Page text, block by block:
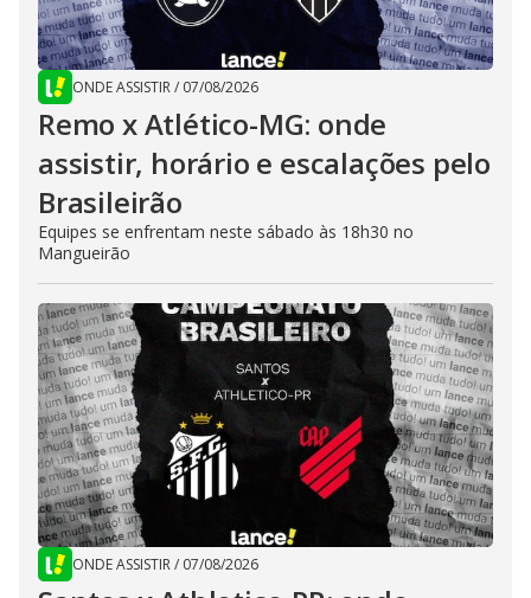
ONDE ASSISTIR/ 07/08/2026
Remo x Atlético-MG: onde
assistir, horário e escalações pelo
Brasileirão
Equipes se enfrentam neste sábado às 18h30 no
Mangueirão
ONDE ASSISTIR/ 07/08/2026